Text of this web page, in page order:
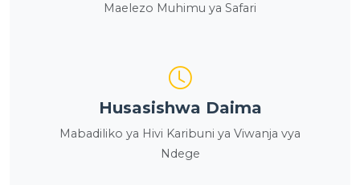
Maelezo Muhimu ya Safari
Husasishwa Daima
Mabadiliko ya Hivi Karibuni ya Viwanja vya
Ndege